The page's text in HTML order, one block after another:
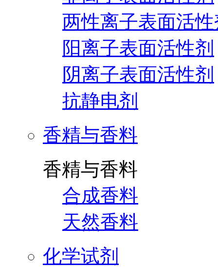
两性离子表面活
阳离子表面活性剂
阴离子表面活性剂
抗静电剂
香精与香料
香精与香料
合成香料
天然香料
化学试剂